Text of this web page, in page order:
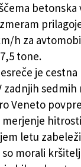
betonska
h za
tone.
je
sedmih
Veneto
letu
morali